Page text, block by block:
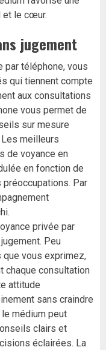
et le cœur.
jugement
par téléphone, vous
qui tiennent compte
aux consultations
vous permet de
sur mesure
meilleurs
de voyance en
en fonction de
Par
privée par
Peu
vous exprimez,
chaque consultation
attitude
sans craindre
médium peut
clairs et
éclairées. La